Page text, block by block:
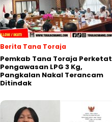
Berita Tana Toraja
Pemkab Tana Toraja Perketat
Pengawasan LPG 3 Kg,
Pangkalan Nakal Terancam
Ditindak